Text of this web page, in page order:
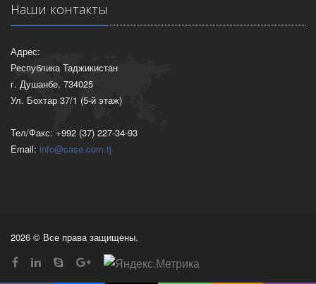
Наши контакты
Адрес:
Республика Таджикистан
г. Душанбе, 734025
Ул. Бохтар 37/1 (5-й этаж)
Тел/Факс: +992 (37) 227-34-93
Email: info@case.com.tj
2026 © Все права защищены.